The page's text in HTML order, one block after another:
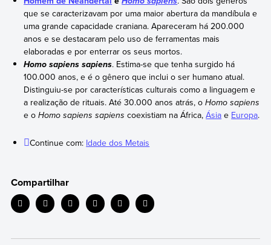
que se caracterizavam por uma maior abertura da mandíbula e
uma grande capacidade craniana. Apareceram há 200.000
anos e se destacaram pelo uso de ferramentas mais
elaboradas e por enterrar os seus mortos.
Homo sapiens sapiens. Estima-se que tenha surgido há
100.000 anos, e é o gênero que inclui o ser humano atual.
Distinguiu-se por características culturais como a linguagem e
a realização de rituais. Até 30.000 anos atrás, oHomo sapiens
e oHomo sapiens sapiens coexistiam na África,Ásia e Europa.
Continue com: Idade dos Metais
Compartilhar